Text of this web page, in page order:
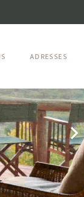
ADRESSES